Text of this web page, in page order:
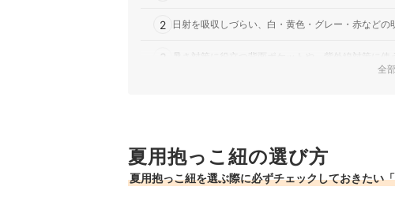
2 日射を吸収しづらい、白・黄色・グレー・赤などの
3 暑さ対策に役立つ背面ポケットや、紫外線対策に使
6 肩・腰のベルトが幅広で厚手だと疲れにくい。ベル
夏用抱っこ紐全25商品おすすめ人気ランキング
全
夏用抱っこ紐の選び方
夏用抱っこ紐を選ぶ際に必ずチェックしておきたい